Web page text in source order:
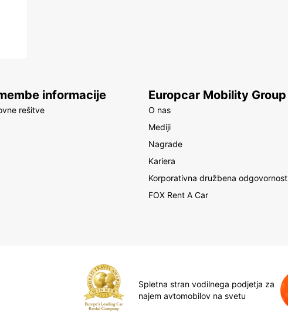
informacije
rešitve
Europcar Mobility Group
O nas
Mediji
Nagrade
Kariera
Korporativna družbena odgovornost
FOX Rent A Car
Spletna stran vodilnega podjetja za
najem avtomobilov na svetu